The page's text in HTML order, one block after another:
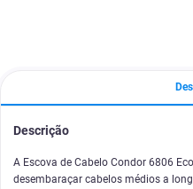
Descrição
A Escova de Cabelo Condor 6806
desembaraçar cabelos médios a